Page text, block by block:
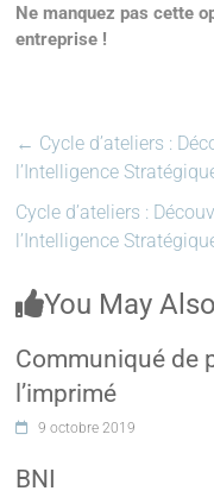
Ne manquez pas cette
entreprise !
← Cycle d’ateliers :
l’Intelligence
Cycle d’ateliers :
l’Intelligence
You May
Communiqué de
l’imprimé
9 octobre 2019
BNI